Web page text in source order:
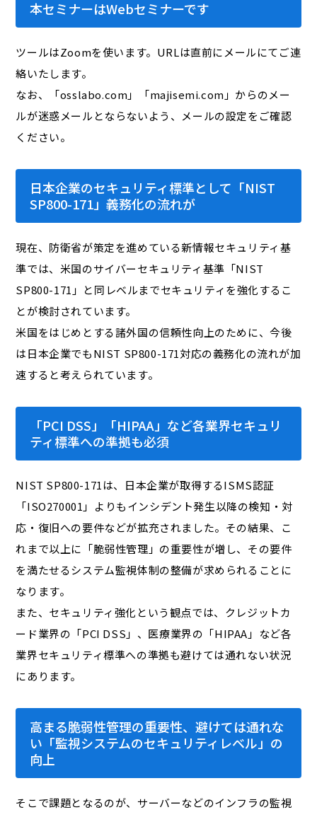
本セミナーはWebセミナーです
ツールはZoomを使います。URLは直前にメールにてご連
絡いたします。
なお、「osslabo.com」「majisemi.com」からのメー
ルが迷惑メールとならないよう、メールの設定をご確認
ください。
日本企業のセキュリティ標準として「NIST
SP800-171」義務化の流れが
現在、防衛省が策定を進めている新情報セキュリティ基
準では、米国のサイバーセキュリティ基準「NIST
SP800-171」と同レベルまでセキュリティを強化するこ
とが検討されています。
米国をはじめとする諸外国の信頼性向上のために、今後
は日本企業でもNIST SP800-171対応の義務化の流れが加
速すると考えられています。
「PCI DSS」「HIPAA」など各業界セキュリ
ティ標準への準拠も必須
NIST SP800-171は、日本企業が取得するISMS認証
「ISO270001」よりもインシデント発生以降の検知・対
応・復旧への要件などが拡充されました。その結果、こ
れまで以上に「脆弱性管理」の重要性が増し、その要件
を満たせるシステム監視体制の整備が求められることに
なります。
また、セキュリティ強化という観点では、クレジットカ
ード業界の「PCI DSS」、医療業界の「HIPAA」など各
業界セキュリティ標準への準拠も避けては通れない状況
にあります。
高まる脆弱性管理の重要性、避けては通れな
い「監視システムのセキュリティレベル」の
向上
そこで課題となるのが、サーバーなどのインフラの監視